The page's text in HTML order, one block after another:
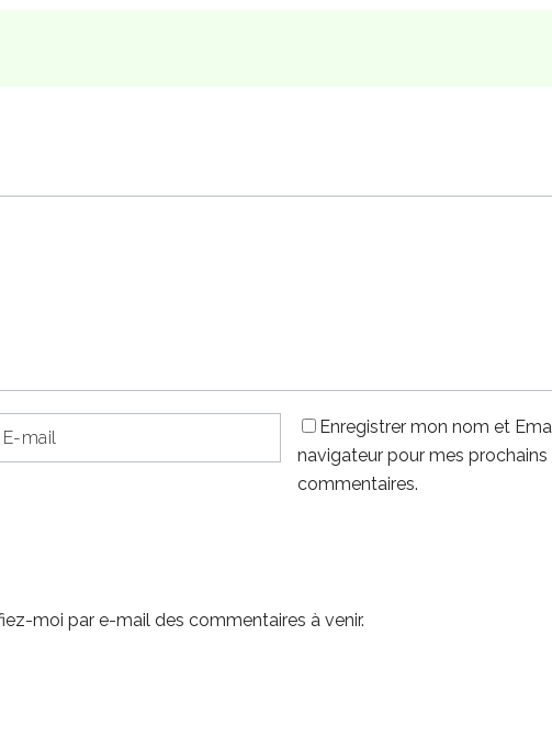
Enregistrer mon nom et
navigateur pour mes prochains
commentaires.
moi par e-mail des commentaires à venir.